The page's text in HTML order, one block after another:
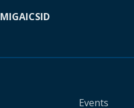
MIGAICSID
Events